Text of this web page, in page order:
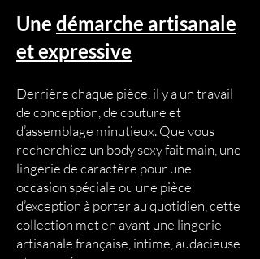
Une démarche artisanale
et expressive
Derrière chaque pièce, il y a un travail
de conception, de couture et
d’assemblage minutieux. Que vous
recherchiez un body sexy fait main, une
lingerie de caractère pour une
occasion spéciale ou une pièce
d’exception à porter au quotidien, cette
collection met en avant une lingerie
artisanale française, intime, audacieuse